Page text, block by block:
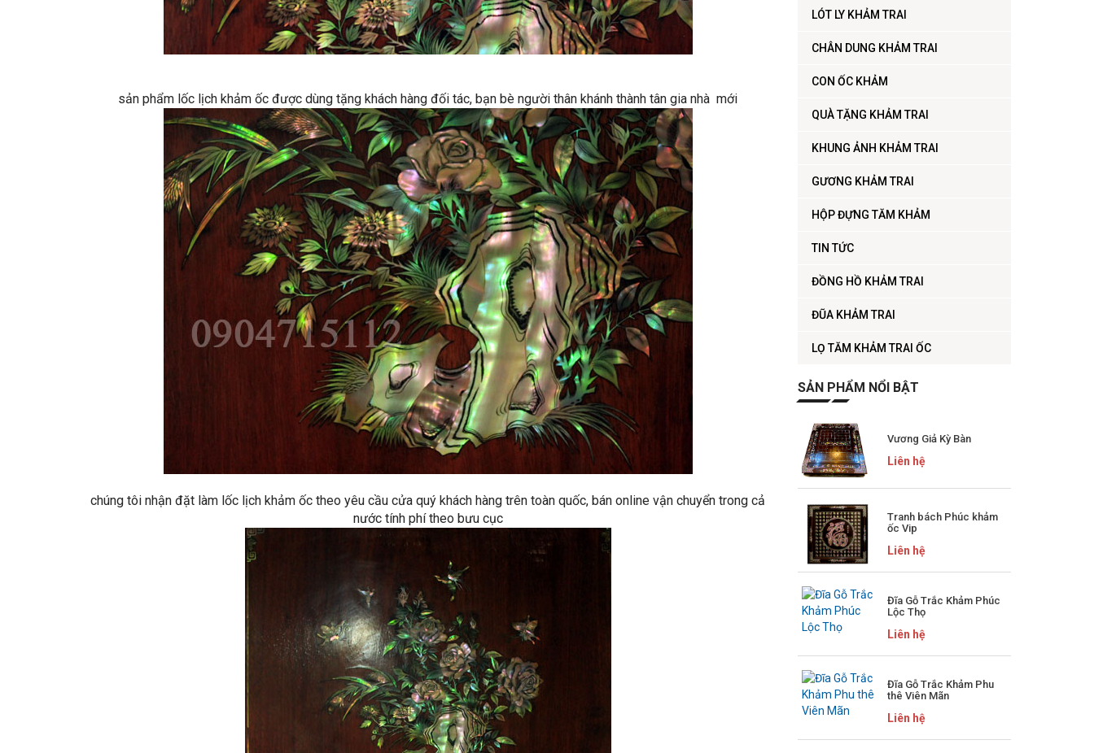
sản phẩm lốc lịch khảm ốc được dùng tặng khách hàng đối tác, bạn bè người thân khánh thành tân gia nhà mới
chúng tôi nhận đặt làm lốc lịch khảm ốc theo yêu cầu cửa quý khách hàng trên toàn quốc, bán online vận chuyển trong cả
nước tính phí theo bưu cục
LÓT LY KHẢM TRAI
CHÂN DUNG KHẢM TRAI
CON ỐC KHẢM
QUÀ TẶNG KHẢM TRAI
KHUNG ẢNH KHẢM TRAI
GƯƠNG KHẢM TRAI
HỘP ĐỰNG TĂM KHẢM
TIN TỨC
ĐỒNG HỒ KHẢM TRAI
ĐŨA KHẢM TRAI
LỌ TĂM KHẢM TRAI ỐC
SẢN PHẨM NỔI BẬT
Vương Giả Kỳ Bàn
Liên hệ
Tranh bách Phúc khảm
ốc Vip
Liên hệ
Đĩa Gỗ Trắc Khảm Phúc
Lộc Thọ
Liên hệ
Đĩa Gỗ Trắc Khảm Phu
thê Viên Mãn
Liên hệ